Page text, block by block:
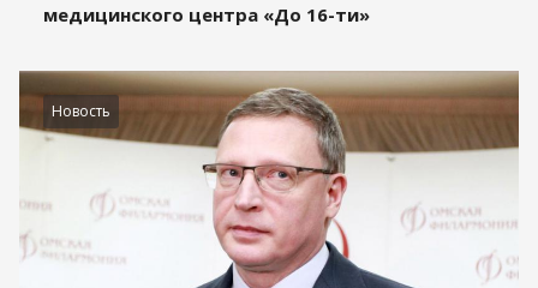
медицинского центра «До 16-ти»
Новость